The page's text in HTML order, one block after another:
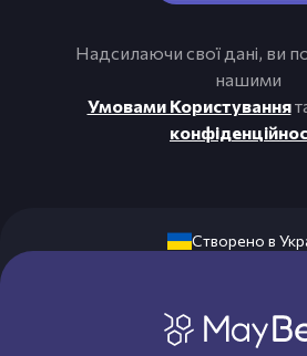
Надсилаючи свої дані, ви
нашими
Умовами Користування
Створено в